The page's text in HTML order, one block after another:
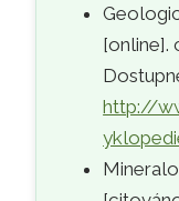
[online].
http://